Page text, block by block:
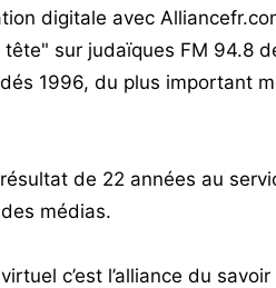
digitale avec
sur judaïques FM 94.8
1996, du plus important
de 22 années au
médias.
c’est l’alliance du